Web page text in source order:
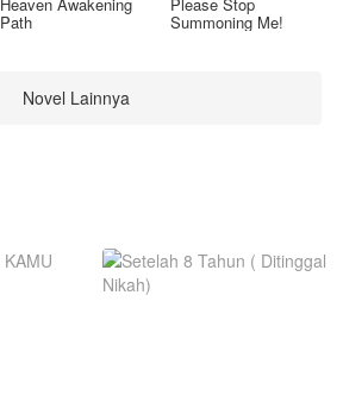
Path Summoning Me!
Novel Lainnya